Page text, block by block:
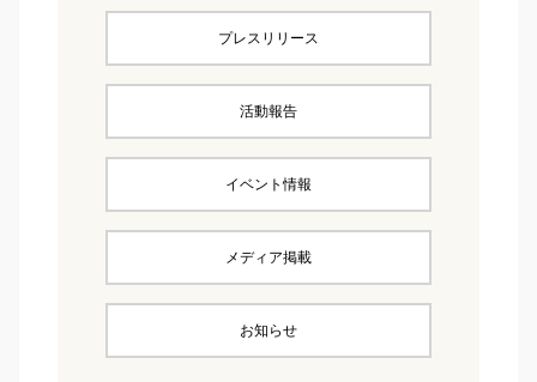
プレスリリース
活動報告
イベント情報
メディア掲載
お知らせ